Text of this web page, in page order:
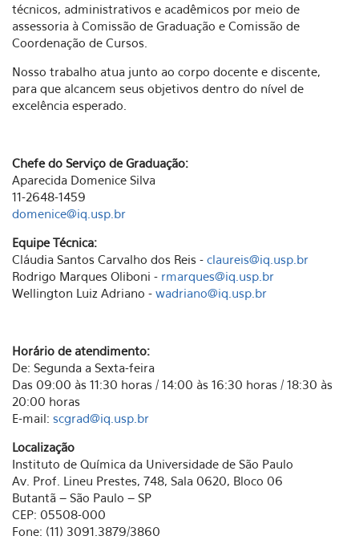
técnicos, administrativos e acadêmicos por meio de
assessoria à Comissão de Graduação e Comissão de
Coordenação de Cursos.
Nosso trabalho atua junto ao corpo docente e discente,
para que alcancem seus objetivos dentro do nível de
excelência esperado.
Chefe do Serviço de Graduação:
Aparecida Domenice Silva
11-2648-1459
domenice@iq.usp.br
Equipe Técnica:
Cláudia Santos Carvalho dos Reis - claureis@iq.usp.br
Rodrigo Marques Oliboni - rmarques@iq.usp.br
Wellington Luiz Adriano - wadriano@iq.usp.br
Horário de atendimento:
De: Segunda a Sexta-feira
Das 09:00 às 11:30 horas / 14:00 às 16:30 horas / 18:30 às
20:00 horas
E-mail: scgrad@iq.usp.br
Localização
Instituto de Química da Universidade de São Paulo
Av. Prof. Lineu Prestes, 748, Sala 0620, Bloco 06
Butantã – São Paulo – SP
CEP: 05508-000
Fone: (11) 3091.3879/3860